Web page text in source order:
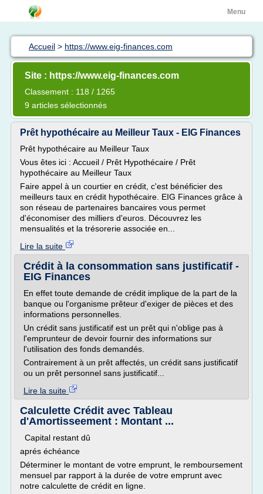
Menu
Accueil > https://www.eig-finances.com
Site : https://www.eig-finances.com
Classement : 118 / 1265
9 articles sélectionnés
Prêt hypothécaire au Meilleur Taux - EIG Finances
Prêt hypothécaire au Meilleur Taux
Vous êtes ici : Accueil / Prêt Hypothécaire / Prêt
hypothécaire au Meilleur Taux
Faire appel à un courtier en crédit, c'est bénéficier des
meilleurs taux en crédit hypothécaire. EIG Finances grâce à
son réseau de partenaires bancaires vous permet
d'économiser des milliers d'euros. Découvrez les
mensualités et la trésorerie associée en...
Lire la suite
Crédit à la consommation sans justificatif -
EIG Finances
En effet toute demande de crédit implique de la part de la
banque ou l'organisme prêteur d'exiger de pièces et des
informations personnelles.
Un crédit sans justificatif est un prêt qui n'oblige pas à
l'emprunteur de devoir fournir des informations sur
l'utilisation des fonds demandés.
Contrairement à un prêt affectés, un crédit sans justificatif
ou un prêt personnel sans justificatif...
Lire la suite
Calculette Crédit avec Tableau
d'Amortisseement : Montant ...
Capital restant dû
aprés échéance
Déterminer le montant de votre emprunt, le remboursement
mensuel par rapport à la durée de votre emprunt avec
notre calculette de crédit en ligne.